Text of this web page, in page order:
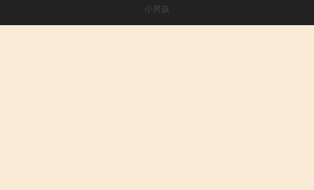
小男孩